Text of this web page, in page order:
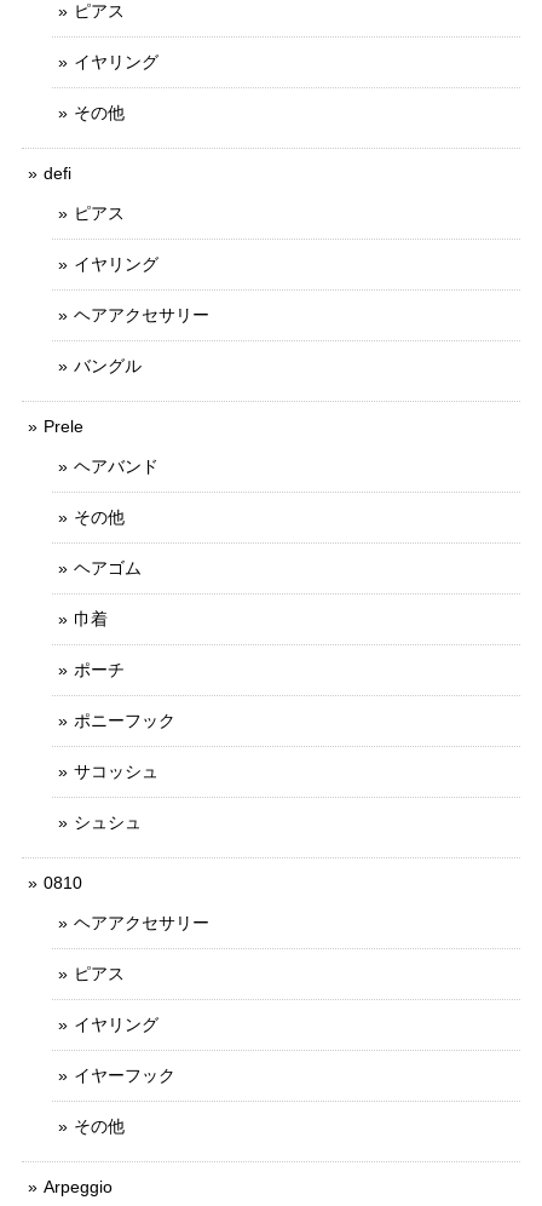
ピアス
イヤリング
その他
defi
ピアス
イヤリング
ヘアアクセサリー
バングル
Prele
ヘアバンド
その他
ヘアゴム
巾着
ポーチ
ポニーフック
サコッシュ
シュシュ
0810
ヘアアクセサリー
ピアス
イヤリング
イヤーフック
その他
Arpeggio